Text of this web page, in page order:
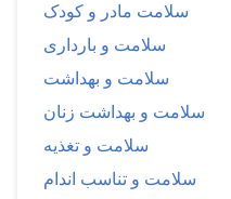
سلامت مادر و کودک
سلامت و بارداری
سلامت و بهداشت
سلامت و بهداشت زنان
سلامت و تغذیه
سلامت و تناسب اندام